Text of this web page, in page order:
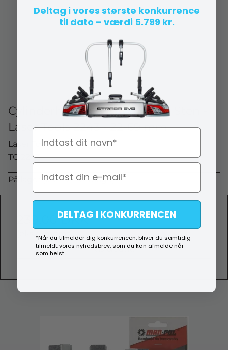
Cylinderhoner Kvalitet Med 3 Sten -
Laser Tools 2243 - 22-69 mm
Laser Tools
TC 2243
På lager (lev. 1-2 hverdage)
239,00 DKK
(ekskl. moms)
Vis produkt
Deltag i vores største konkurrence
til dato – værdi 5.799 kr.
Navn
DELTAG I KONKURRENCEN
*Når du tilmelder dig konkurrencen, bliver du samtidig
tilmeldt vores nyhedsbrev, som du kan afmelde når
som helst.